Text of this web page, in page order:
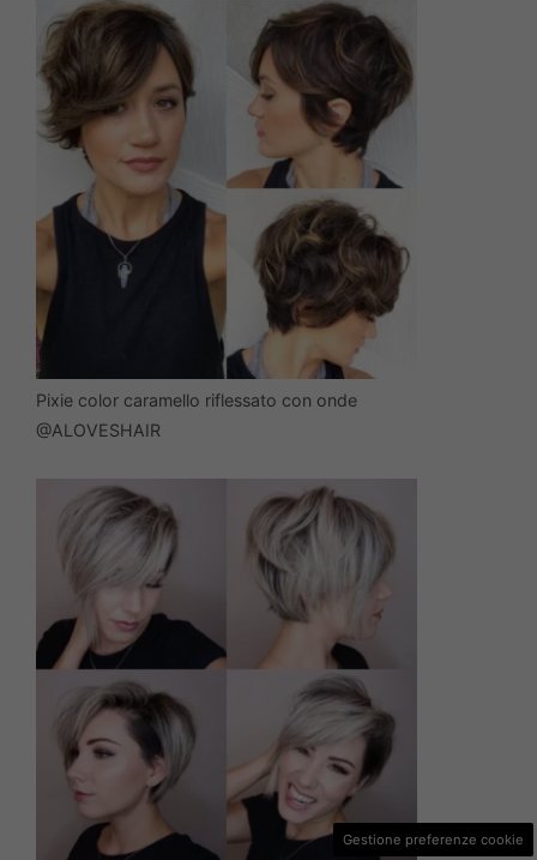
Pixie color caramello riflessato con onde
@ALOVESHAIR
Gestione preferenze cookie